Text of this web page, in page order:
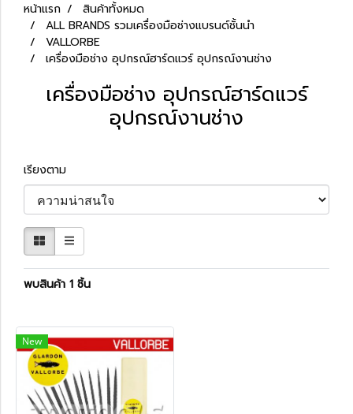
หน้าแรก
สินค้าทั้งหมด
ALL BRANDS รวมเครื่องมือช่างแบรนด์ชั้นนำ
VALLORBE
เครื่องมือช่าง อุปกรณ์ฮาร์ดแวร์ อุปกรณ์งานช่าง
เครื่องมือช่าง อุปกรณ์ฮาร์ดแวร์
อุปกรณ์งานช่าง
เรียงตาม
พบสินค้า 1 ชิ้น
New